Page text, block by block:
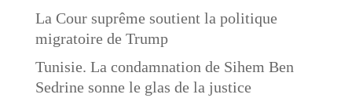
La Cour suprême soutient la politique
migratoire de Trump
Tunisie. La condamnation de Sihem Ben
Sedrine sonne le glas de la justice